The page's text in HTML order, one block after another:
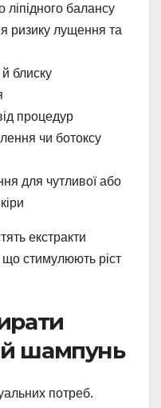
ліпідного балансу
ризику лущення та
блиску
процедур
чи ботоксу
для чутливої або
екстракти
що стимулюють ріст
шампунь
потреб.